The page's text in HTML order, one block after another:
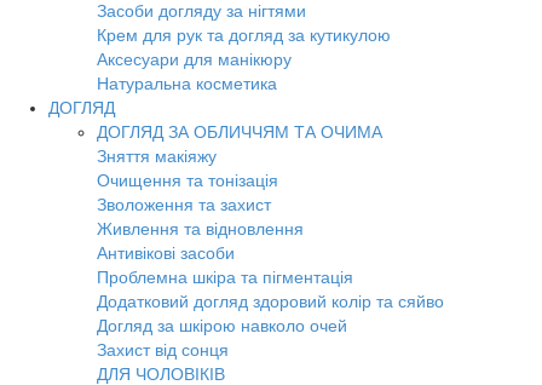
Засоби догляду за нігтями
Крем для рук та догляд за кутикулою
Аксесуари для манікюру
Натуральна косметика
ДОГЛЯД
ДОГЛЯД ЗА ОБЛИЧЧЯМ ТА ОЧИМА
Зняття макіяжу
Очищення та тонізація
Зволоження та захист
Живлення та відновлення
Антивікові засоби
Проблемна шкіра та пігментація
Додатковий догляд здоровий колір та сяйво
Догляд за шкірою навколо очей
Захист від сонця
ДЛЯ ЧОЛОВІКІВ